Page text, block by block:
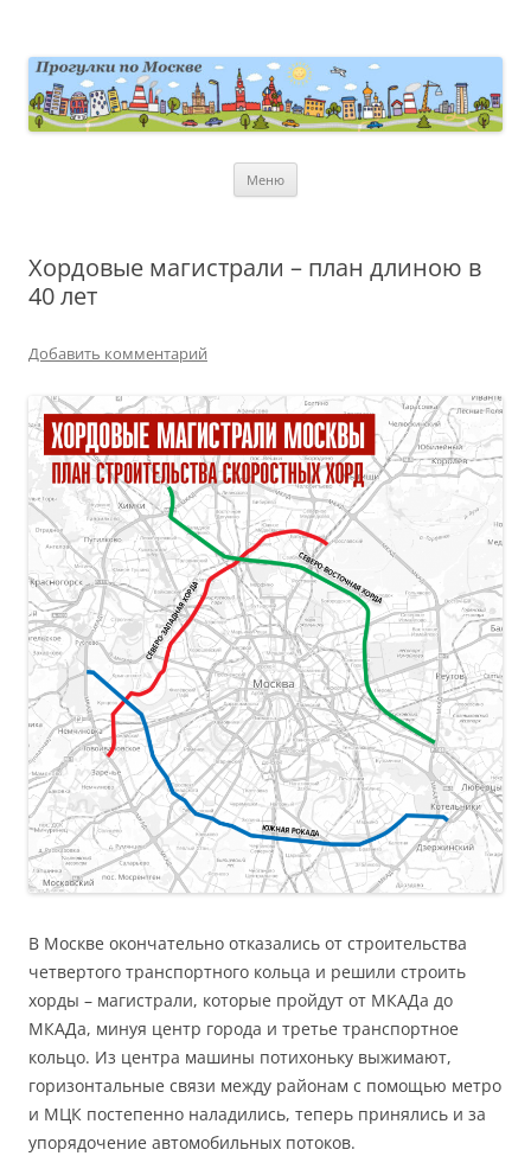
Меню
Хордовые магистрали – план длиною в
40 лет
Добавить комментарий
В Москве окончательно отказались от строительства
четвертого транспортного кольца и решили строить
хорды – магистрали, которые пройдут от МКАДа до
МКАДа, минуя центр города и третье транспортное
кольцо. Из центра машины потихоньку выжимают,
горизонтальные связи между районам с помощью метро
и МЦК постепенно наладились, теперь принялись и за
упорядочение автомобильных потоков.